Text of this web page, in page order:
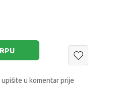
u komentar prije